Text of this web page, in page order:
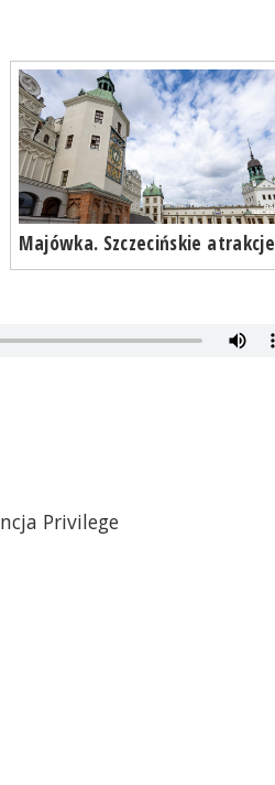
Majówka. Szczecińskie atrakcje
Privilege